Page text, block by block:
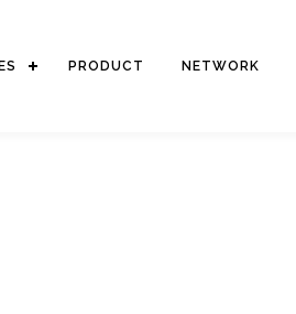
PRODUCT NETWORK